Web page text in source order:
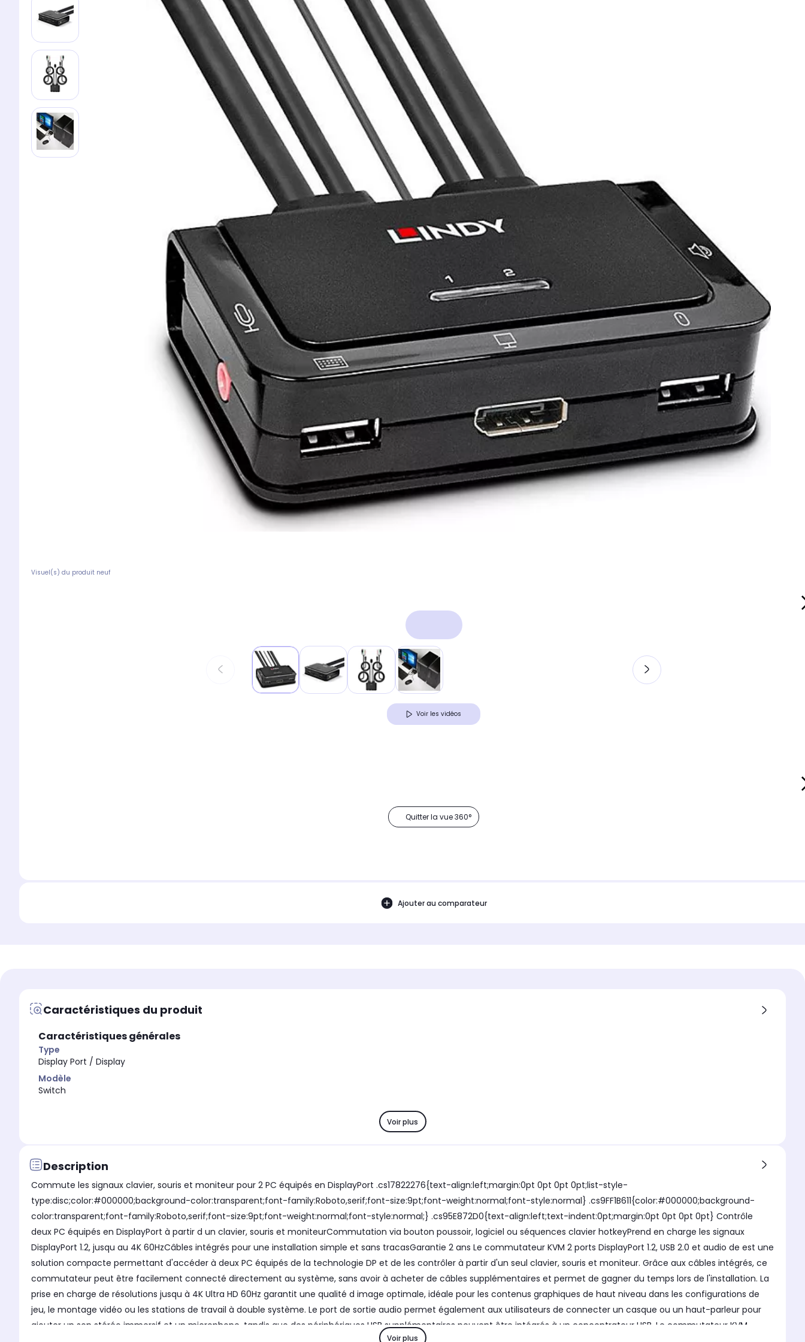
Visuel(s) du produit neuf
Voir les vidéos
Quitter la vue 360°
Ajouter au comparateur
Caractéristiques du produit
Caractéristiques générales
Type
Display Port / Display
Modèle
Switch
Voir plus
Description
Commute les signaux clavier, souris et moniteur pour 2 PC équipés en DisplayPort .cs17822276{text-align:left;margin:0pt 0pt 0pt 0pt;list-style-
type:disc;color:#000000;background-color:transparent;font-family:Roboto,serif;font-size:9pt;font-weight:normal;font-style:normal} .cs9FF1B611{color:#000000;background-
color:transparent;font-family:Roboto,serif;font-size:9pt;font-weight:normal;font-style:normal;} .cs95E872D0{text-align:left;text-indent:0pt;margin:0pt 0pt 0pt 0pt} Contrôle
deux PC équipés en DisplayPort à partir d un clavier, souris et moniteurCommutation via bouton poussoir, logiciel ou séquences clavier hotkeyPrend en charge les signaux
DisplayPort 1.2, jusqu au 4K 60HzCâbles intégrés pour une installation simple et sans tracasGarantie 2 ans Le commutateur KVM 2 ports DisplayPort 1.2, USB 2.0 et audio de est une
solution compacte permettant d'accéder à deux PC équipés de la technologie DP et de les contrôler à partir d'un seul clavier, souris et moniteur. Grâce aux câbles intégrés, ce
commutateur peut être facilement connecté directement au système, sans avoir à acheter de câbles supplémentaires et permet de gagner du temps lors de l'installation. La
prise en charge de résolutions jusqu à 4K Ultra HD 60Hz garantit une qualité d image optimale, idéale pour les contenus graphiques de haut niveau dans les configurations de
jeu, le montage vidéo ou les stations de travail à double système. Le port de sortie audio permet également aux utilisateurs de connecter un casque ou un haut-parleur pour
ajouter un son stéréo immersif et un microphone, tandis que des périphériques USB supplémentaires peuvent être intégrés à un concentrateur USB. Le commutateur KVM
Voir plus